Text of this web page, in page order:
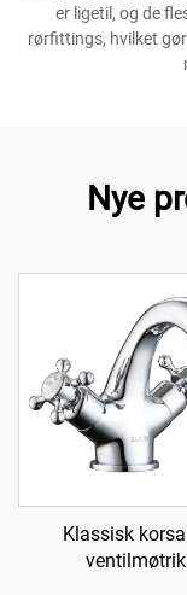
er ligetil, og de
rørfittings, hvilket
Nye
Klassisk
ventilmøtrik